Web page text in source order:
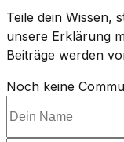
Teile dein Wissen,
unsere Erklärung
Beiträge werden
Noch keine